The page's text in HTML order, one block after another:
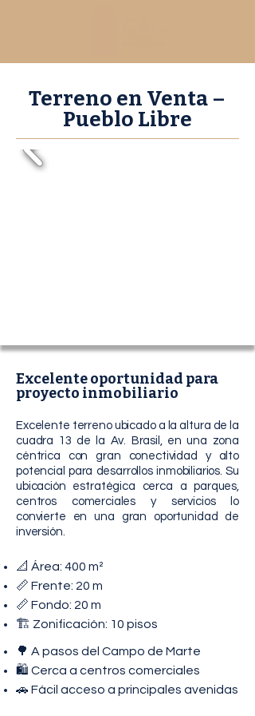
Terreno en Venta –
Pueblo Libre
Excelente oportunidad para
proyecto inmobiliario
Excelente terreno ubicado a la altura de la
cuadra 13 de la Av. Brasil, en una zona
céntrica con gran conectividad y alto
potencial para desarrollos inmobiliarios. Su
ubicación estratégica cerca a parques,
centros comerciales y servicios lo
convierte en una gran oportunidad de
inversión.
📐 Área: 400 m²
📏 Frente: 20 m
📏 Fondo: 20 m
🏗️ Zonificación: 10 pisos
🌳 A pasos del Campo de Marte
🛍️ Cerca a centros comerciales
🚗 Fácil acceso a principales avenidas